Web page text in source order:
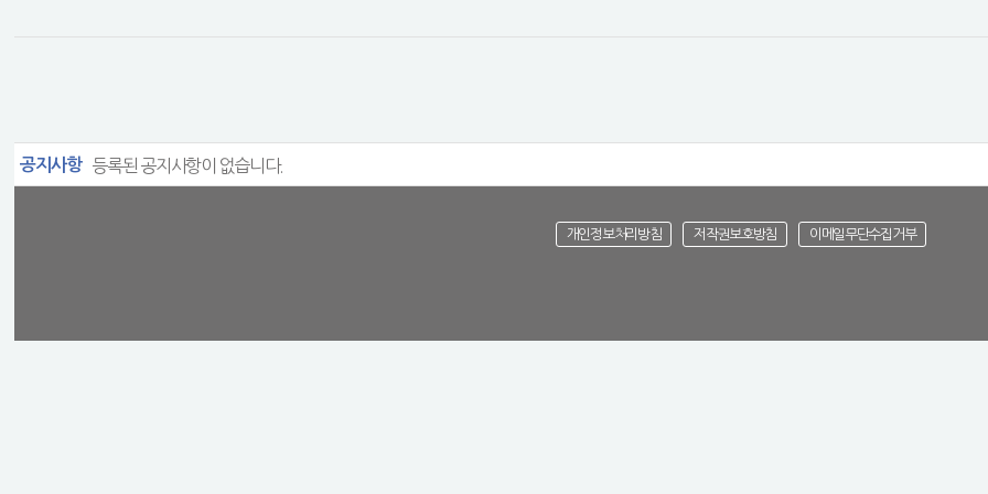
공지사항 등록된 공지사항이 없습니다.
개인정보처리방침 저작권보호방침 이메일무단수집거부